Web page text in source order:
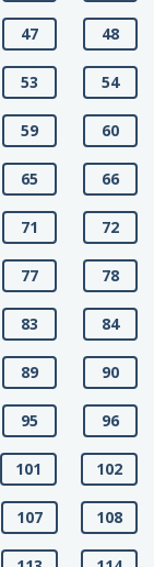
47 48
53 54
59 60
65 66
71 72
77 78
83 84
89 90
95 96
101 102
107 108